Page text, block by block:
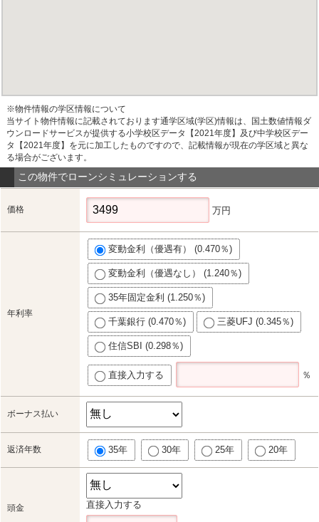
※物件情報の学区情報について
当サイト物件情報に記載されております通学区域(学区)情報は、国土数値情報ダ
ウンロードサービスが提供する小学校区データ【2021年度】及び中学校区デー
タ【2021年度】を元に加工したものですので、記載情報が現在の学区域と異な
る場合がございます。
この物件でローンシミュレーションする
価格 万円
年利率
変動金利（優遇有） (0.470％)
変動金利（優遇なし） (1.240％)
35年固定金利 (1.250％)
千葉銀行 (0.470％) 三菱UFJ (0.345％)
住信SBI (0.298％)
直接入力する ％
ボーナス払い
返済年数 35年 30年 25年 20年
頭金 直接入力する